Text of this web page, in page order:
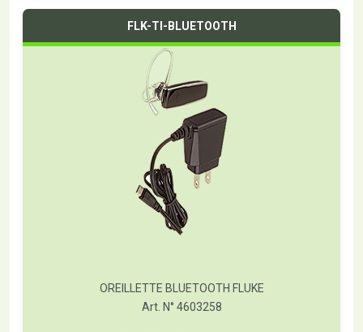
FLK-TI-BLUETOOTH
OREILLETTE BLUETOOTH FLUKE
Art. N° 4603258